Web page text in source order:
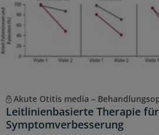
Akute Otitis media –
Leitlinienbasierte Therapie
Symptomverbesserung